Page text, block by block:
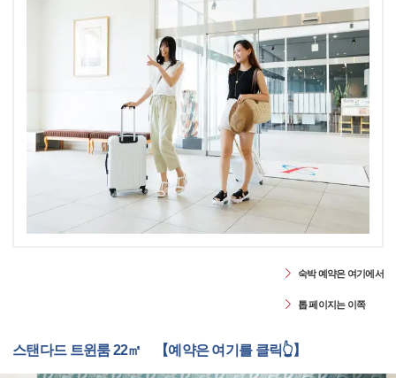
숙박 예약은 여기에서
톱 페이지는 이쪽
스탠다드 트윈룸 22㎡ 【예약은 여기를 클릭👆】